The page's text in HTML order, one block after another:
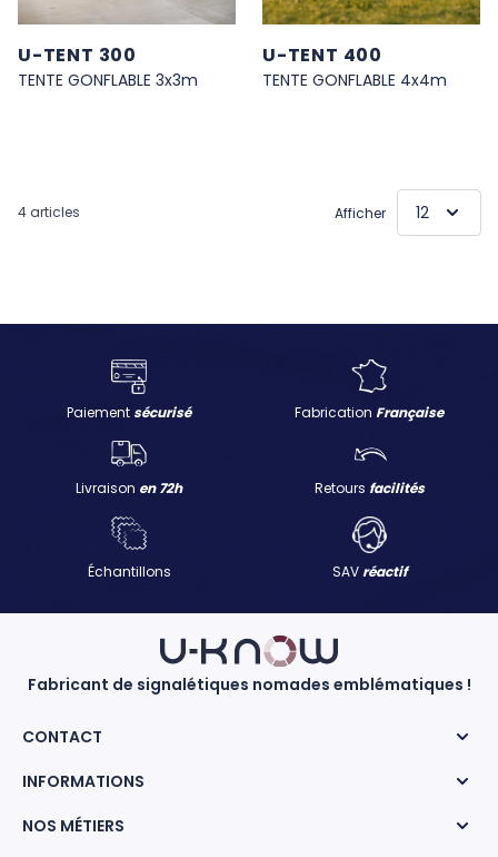
U-TENT 300
TENTE GONFLABLE 3x3m
U-TENT 400
TENTE GONFLABLE 4x4m
4 articles Afficher
Paiement sécurisé Fabrication Française
Livraison en 72h Retours facilités
Échantillons SAVréactif
Fabricant de signalétiques nomades emblématiques !
CONTACT
INFORMATIONS
NOS MÉTIERS